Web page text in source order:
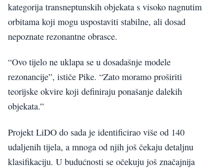
kategorija transneptunskih objekata s visoko nagnutim
orbitama koji mogu uspostaviti stabilne, ali dosad
nepoznate rezonantne obrasce.
“Ovo tijelo ne uklapa se u dosadašnje modele
rezonancije”, ističe Pike. “Zato moramo proširiti
teorijske okvire koji definiraju ponašanje dalekih
objekata.”
Projekt LiDO do sada je identificirao više od 140
udaljenih tijela, a mnoga od njih još čekaju detaljnu
klasifikaciju. U budućnosti se očekuju još značajnija